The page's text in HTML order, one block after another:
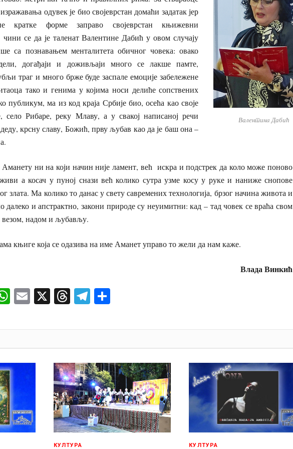
Валентинa Дабић
одувек је био својеврстан домаћи задатак јер
кратке форме заправо својеврстан књижевни
се да је таленат Валентине Дабић у овом случају
са познавањем менталитета обичног човека: овако
догађаји и доживљаји много се лакше памте,
траг и много брже буде заспале емоције забележене
тако и генима у којима носи делиће сопствених
публикум, ма из код краја Србије био, осећа као своје
Рибаре, реку Млаву, а у свакој написаној речи
крсну славу, Божић, прву љубав као да је баш она –
Аманету ни на који начин није ламент, већ искра и подстрек да коло може поново
а косач у пуној снази већ колико сутра узме косу у руке и наниже снопове
злата. Ма колико то данас у свету савремених технологија, брзог начина живота и
далеко и апстрактно, закони природе су неуимитни: кад – тад човек се враћа свом
надом и љубављу.
књиге која се одазива на име Аманет управо то жели да нам каже.
Влада Винкић
WhatsApp
Email
X ThreadsTelegram
КУЛТУРА КУЛТУРА